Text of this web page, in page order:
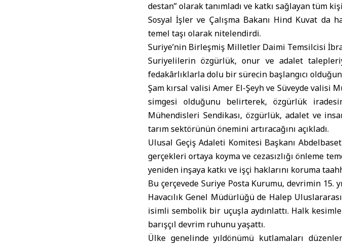
destan” olarak tanımladı ve katkı sağlayan tüm
Sosyal İşler ve Çalışma Bakanı Hind Kuvat da
temel taşı olarak nitelendirdi.
Suriye’nin Birleşmiş Milletler Daimi Temsilcisi
Suriyelilerin özgürlük, onur ve adalet
fedakârlıklarla dolu bir sürecin başlangıcı
Şam kırsal valisi Amer El-Şeyh ve Süveyde valisi
simgesi olduğunu belirterek, özgürlük
Mühendisleri Sendikası, özgürlük, adalet ve
tarım sektörünün önemini artıracağını açıkladı.
Ulusal Geçiş Adaleti Komitesi Başkanı
gerçekleri ortaya koyma ve cezasızlığı önleme
yeniden inşaya katkı ve işçi haklarını koruma
Bu çerçevede Suriye Posta Kurumu, devrimin 15.
Havacılık Genel Müdürlüğü de Halep
isimli sembolik bir uçuşla aydınlattı. Halk
barışçıl devrim ruhunu yaşattı.
Ülke genelinde yıldönümü kutlamaları